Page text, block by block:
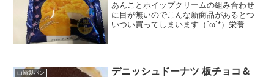
あんことホイップクリームの組み合わせ
に目が無いのでこんな新商品があるとつ
いつい買ってしまいます（´ω`*）栄養成
山崎製パン
デニッシュドーナツ 板チョコ＆